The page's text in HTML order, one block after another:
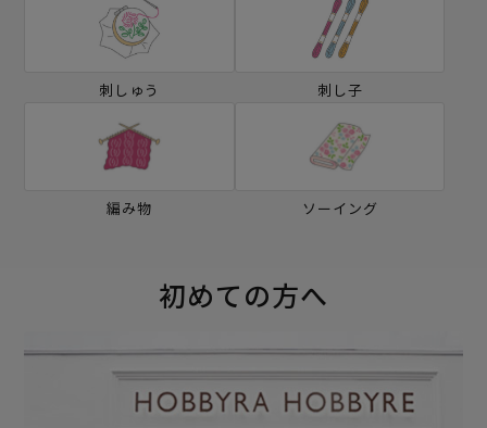
刺しゅう 刺し子
編み物 ソーイング
初めての方へ